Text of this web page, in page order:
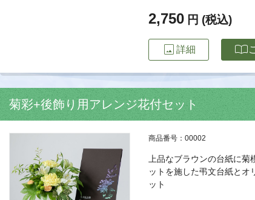
2,750 円 (税込)
image詳細 import_contacts
菊彩+後飾り用アレンジ花付セット
商品番号：00002
上品なブラウンの台紙に
ットを施した弔文台紙とオ
ット